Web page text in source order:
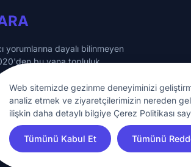
Web sitemizde gezinme deneyiminizi
analiz etmek ve ziyaretçilerimizin nereden
ilişkin daha detaylı bilgiye Çerez Politikası
Tümünü Kabul Et Tümünü
yorumlarına dayalı bilinmeyen
bu yana topluluk
veriyoruz.
bilgilendirme amaçlı olup,
aittir.numaraara.combu